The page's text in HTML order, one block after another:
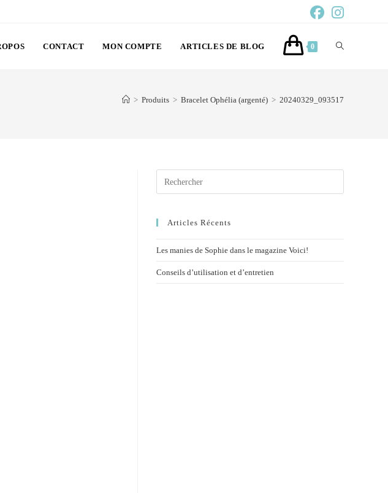
CONTACT MON COMPTE ARTICLES DE BLOG 0
> Produits > Bracelet Ophélia (argenté) > 20240329_093517
Articles Récents
Les manies de Sophie dans le magazine Voici!
Conseils d’utilisation et d’entretien